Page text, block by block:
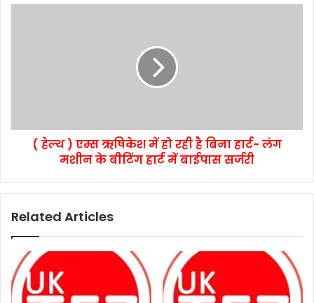
( हेल्थ ) एम्स ऋषिकेश में हो रही है बिना हार्ट- लंग
मशीन के बीटिंग हार्ट में बाईपास सर्जरी
Related Articles